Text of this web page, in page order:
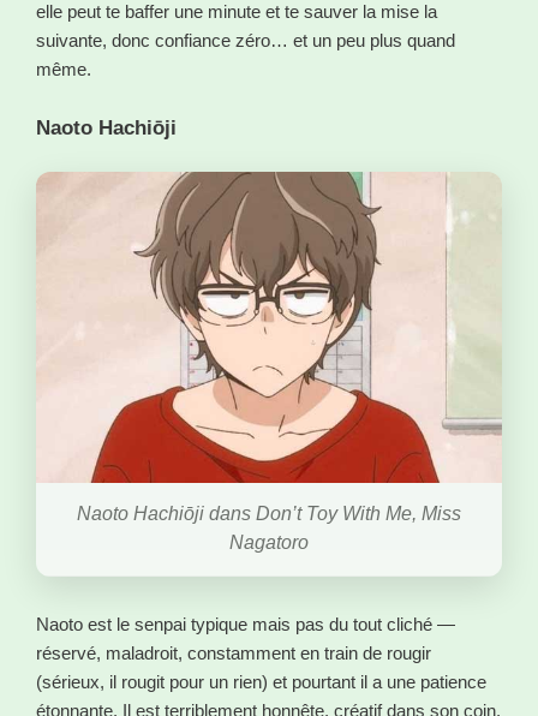
elle peut te baffer une minute et te sauver la mise la
suivante, donc confiance zéro… et un peu plus quand
même.
Naoto Hachiōji
Naoto Hachiōji dans Don’t Toy With Me, Miss
Nagatoro
Naoto est le senpai typique mais pas du tout cliché —
réservé, maladroit, constamment en train de rougir
(sérieux, il rougit pour un rien) et pourtant il a une patience
étonnante. Il est terriblement honnête, créatif dans son coin,